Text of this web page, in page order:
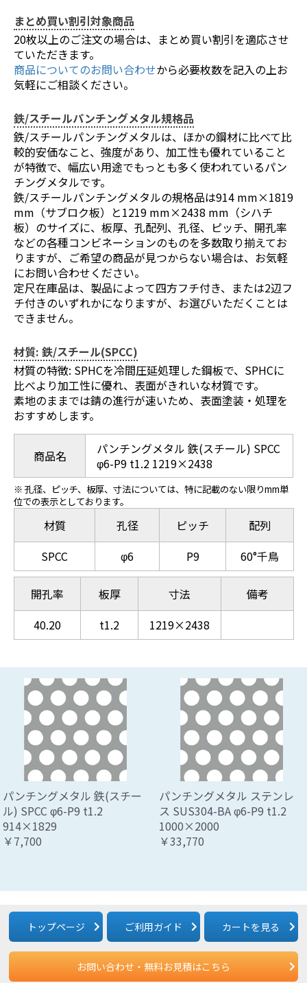
まとめ買い割引対象商品
20枚以上のご注文の場合は、まとめ買い割引を適応させ
ていただきます。
商品についてのお問い合わせから必要枚数を記入の上お
気軽にご相談ください。
鉄/スチールパンチングメタル規格品
鉄/スチールパンチングメタルは、ほかの鋼材に比べて比
較的安価なこと、強度があり、加工性も優れていること
が特徴で、幅広い用途でもっとも多く使われているパン
チングメタルです。
鉄/スチールパンチングメタルの規格品は914 mm×1819
mm（サブロク板）と1219 mm×2438 mm（シハチ
板）のサイズに、板厚、孔配列、孔径、ピッチ、開孔率
などの各種コンビネーションのものを多数取り揃えてお
りますが、ご希望の商品が見つからない場合は、お気軽
にお問い合わせください。
定尺在庫品は、製品によって四方フチ付き、または2辺フ
チ付きのいずれかになりますが、お選びいただくことは
できません。
材質: 鉄/スチール(SPCC)
材質の特徴: SPHCを冷間圧延処理した鋼板で、SPHCに
比べより加工性に優れ、表面がきれいな材質です。
素地のままでは錆の進行が速いため、表面塗装・処理を
おすすめします。
商品名
パンチングメタル 鉄(スチール) SPCC
φ6-P9 t1.2 1219×2438
※ 孔径、ピッチ、板厚、寸法については、特に記載のない限りmm単
位での表示としております。
材質
SPCC
孔径
φ6
ピッチ
P9
配列
60°千鳥
開孔率
40.20
板厚
t1.2
寸法
1219×2438
備考
パンチングメタル 鉄(スチー
ル) SPCC φ6-P9 t1.2
914×1829
￥7,700
パンチングメタル ステンレ
ス SUS304-BA φ6-P9 t1.2
1000×2000
￥33,770
トップページ ご利用ガイド カートを見る
お問い合わせ・無料お見積はこちら